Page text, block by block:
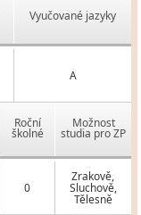
Vyučované jazyky
A
Roční
školné
Možnost
studia pro ZP
0
Zrakově,
Sluchově,
Tělesně